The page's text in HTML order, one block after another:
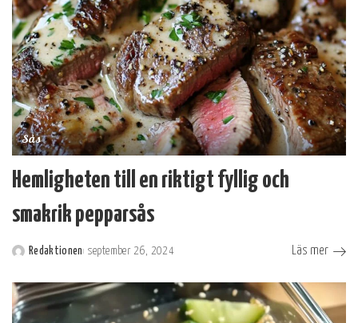
Sås
Hemligheten till en riktigt fyllig och
smakrik pepparsås
Postat
av
Redaktionen september 26, 2024 Läs mer